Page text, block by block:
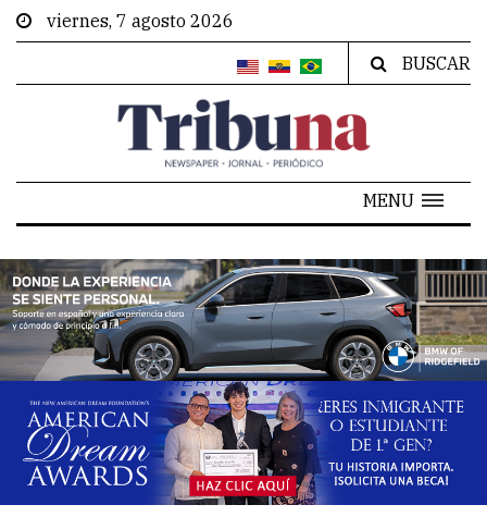
viernes, 7 agosto 2026
BUSCAR
MENU